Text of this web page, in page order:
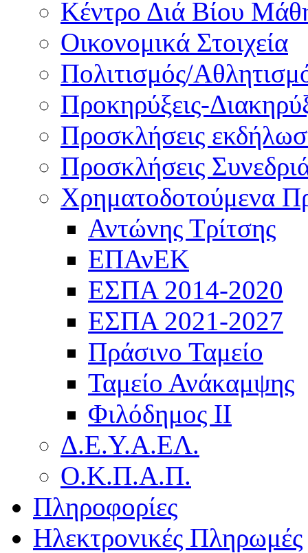
Κέντρο Διά Βίου
Οικονομικά Στοιχεία
Πολιτισμός/
Προκηρύξεις-
Προσκλήσεις
Προσκλήσεις
Χρηματοδοτούμενα
Αντώνης Τρίτσης
ΕΠΑνΕΚ
ΕΣΠΑ 2014-2020
ΕΣΠΑ 2021-2027
Πράσινο Ταμείο
Ταμείο Ανάκαμψης
Φιλόδημος ΙΙ
Δ.Ε.Υ.Α.ΕΛ.
Ο.Κ.Π.Α.Π.
Πληροφορίες
Ηλεκτρονικές Πληρωμές